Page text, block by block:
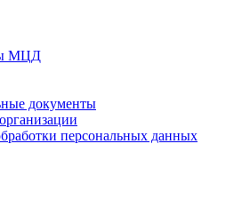
МЦД
документы
персональных данных